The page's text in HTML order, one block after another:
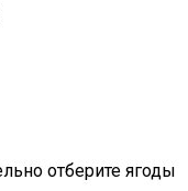
отберите ягоды